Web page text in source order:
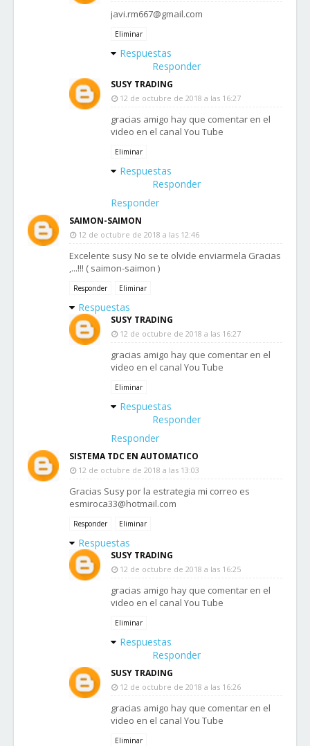
javi.rm667@gmail.com
Eliminar
Respuestas
Responder
SUSY TRADING
12 de octubre de 2018 a las 16:27
gracias amigo hay que comentar en el
video en el canal You Tube
Eliminar
Respuestas
Responder
Responder
SAIMON-SAIMON
12 de octubre de 2018 a las 12:46
Excelente susy No se te olvide enviarmela Gracias
,...!!! ( saimon-saimon )
Responder Eliminar
Respuestas
SUSY TRADING
12 de octubre de 2018 a las 16:27
gracias amigo hay que comentar en el
video en el canal You Tube
Eliminar
Respuestas
Responder
Responder
SISTEMA TDC EN AUTOMATICO
12 de octubre de 2018 a las 13:03
Gracias Susy por la estrategia mi correo es
esmiroca33@hotmail.com
Responder Eliminar
Respuestas
SUSY TRADING
12 de octubre de 2018 a las 16:25
gracias amigo hay que comentar en el
video en el canal You Tube
Eliminar
Respuestas
Responder
SUSY TRADING
12 de octubre de 2018 a las 16:26
gracias amigo hay que comentar en el
video en el canal You Tube
Eliminar